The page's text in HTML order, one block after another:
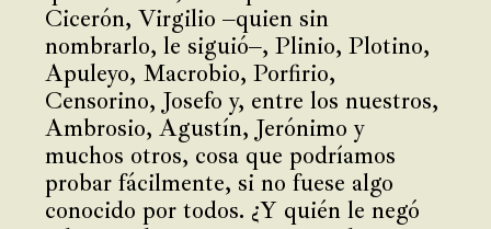
Cicerón, Virgilio –quien sin
nombrarlo, le siguió–, Plinio, Plotino,
Apuleyo, Macrobio, Porfirio,
Censorino, Josefo y, entre los nuestros,
Ambrosio, Agustín, Jerónimo y
muchos otros, cosa que podríamos
probar fácilmente, si no fuese algo
conocido por todos. ¿Y quién le negó